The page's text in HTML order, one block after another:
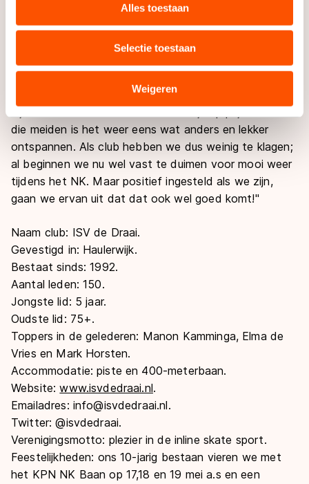
websiteverkeer te analyseren. We delen informatie over
combineren met andere gegevens die u aan hen heeft
verstrekt of die zij hebben verzameld via hun services.
Sommige partners kunnen gegevens doorgeven aan
landen buiten de EU, zoals de VS, waar mogelijk geen
adequaat beschermingsniveau geldt volgens de GDPR.
Door op ‘Toestaan’ te klikken, stemt u in met deze
overdracht. Meer informatie vindt u in onscookiebeleid.
Alles toestaan
Selectie toestaan
Weigeren
doen en voor ons is het geweldig om van zijn kennis
gebruik te kunnen maken. De mensen kijken ook een
beetje tegen hem op en doen dan extra hun best!"
"Maar ook onze toppers Elma de Vries en Manon
Kamminga geven wel eens een clinic, voor de sponsors
die meiden is het weer eens wat anders en lekker
ontspannen. Als club hebben we dus weinig te klagen;
al beginnen we nu wel vast te duimen voor mooi weer
tijdens het NK. Maar positief ingesteld als we zijn,
gaan we ervan uit dat dat ook wel goed komt!"
Naam club: ISV de Draai.
Gevestigd in: Haulerwijk.
Bestaat sinds: 1992.
Aantal leden: 150.
Jongste lid: 5 jaar.
Oudste lid : 75+.
Toppers in de gelederen: Manon Kamminga, Elma de
Vries en Mark Horsten.
Accommodatie: piste en 400-meterbaan.
Website:www.isvdedraai.nl.
Emailadres: info@isvdedraai.nl.
Twitter: @isvdedraai.
Verenigingsmotto: plezier in de inline skate sport.
Feestelijkheden: ons 10-jarig bestaan vieren we met
het KPN NK Baan op 17,18 en 19 mei a.s en een